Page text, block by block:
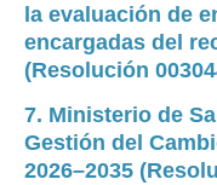
la evaluación de
encargadas del
(Resolución
7. Ministerio de
Gestión del
2026–2035